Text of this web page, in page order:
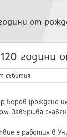
от
години
събития
Боров (рождено
Завършва
е работил в